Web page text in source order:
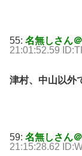
55: 名無しさん
21:01:52.59
津村、中山以外
59: 名無しさん
21:15:28.62